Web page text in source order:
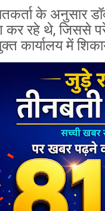
के अनुसार
कर रहे थे, जिससे
कार्यालय में